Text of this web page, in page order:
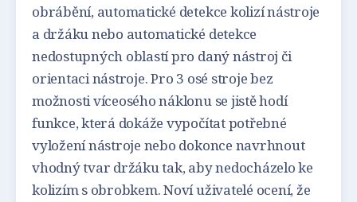
obrábění, automatické detekce kolizí nástroje
a držáku nebo automatické detekce
nedostupných oblastí pro daný nástroj či
orientaci nástroje. Pro 3 osé stroje bez
možnosti víceosého náklonu se jistě hodí
funkce, která dokáže vypočítat potřebné
vyložení nástroje nebo dokonce navrhnout
vhodný tvar držáku tak, aby nedocházelo ke
kolizím s obrobkem. Noví uživatelé ocení, že